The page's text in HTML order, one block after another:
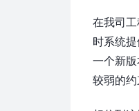
在我司
时系统
一个新
较弱的约